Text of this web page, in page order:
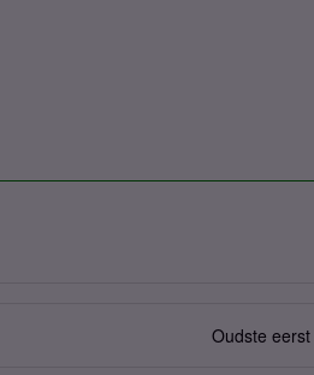
Oudste eerst